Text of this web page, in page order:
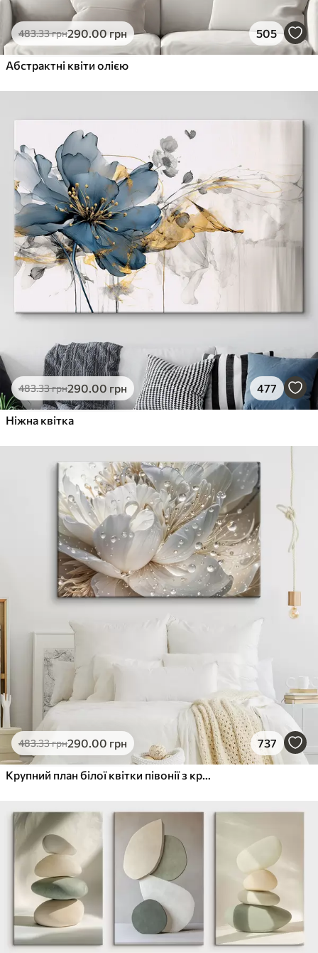
483.33грн290.00грн 505
Абстрактні квіти олією
483.33грн290.00 грн 477
Ніжна квітка
483.33грн290.00 грн 737
Крупний план білої квітки півонії з крапельками води на пелюстках на розмитому фоні